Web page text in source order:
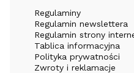
Regulaminy
Regulamin newslettera
Regulamin strony
Tablica informacyjna
Polityka prywatności
Zwroty i reklamacje